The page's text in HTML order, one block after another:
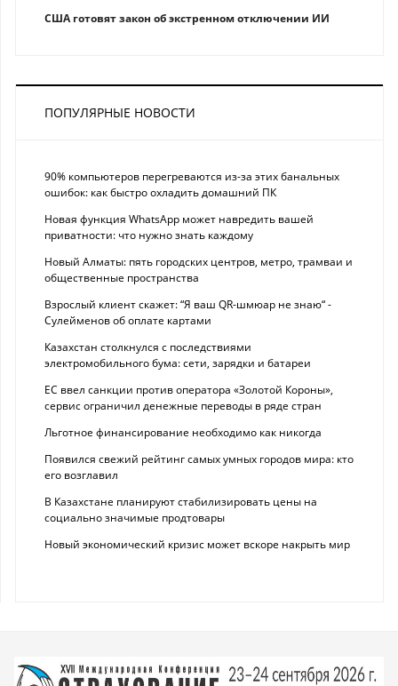
США готовят закон об экстренном отключении ИИ
ПОПУЛЯРНЫЕ НОВОСТИ
90% компьютеров перегреваются из-за этих банальных
ошибок: как быстро охладить домашний ПК
Новая функция WhatsApp может навредить вашей
приватности: что нужно знать каждому
Новый Алматы: пять городских центров, метро, трамваи и
общественные пространства
Взрослый клиент скажет: “Я ваш QR-шмюар не знаю“ -
Сулейменов об оплате картами
Казахстан столкнулся с последствиями
электромобильного бума: сети, зарядки и батареи
ЕС ввел санкции против оператора «Золотой Короны»,
сервис ограничил денежные переводы в ряде стран
Льготное финансирование необходимо как никогда
Появился свежий рейтинг самых умных городов мира: кто
его возглавил
В Казахстане планируют стабилизировать цены на
социально значимые продтовары
Новый экономический кризис может вскоре накрыть мир